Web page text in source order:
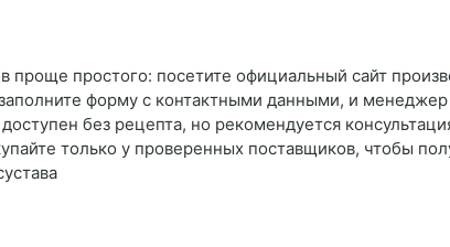
проще простого: посетите официальный сайт
форму с контактными данными, и
без рецепта, но рекомендуется
только у проверенных поставщиков, чтобы